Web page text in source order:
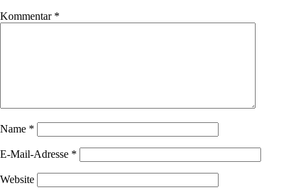
Kommentar *
Name *
E-Mail-Adresse *
Website